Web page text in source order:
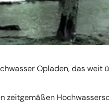
Opladen, das weit